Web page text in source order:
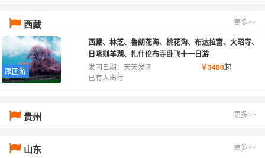
西藏 更多>>
跟团游
西藏、林芝、鲁朗花海、桃花沟、布达拉宫、大昭寺、
日喀则羊湖、扎什伦布寺卧飞十一日游
发团日期：天天发团
已有人出行
￥3480起
贵州 更多>>
山东 更多>>